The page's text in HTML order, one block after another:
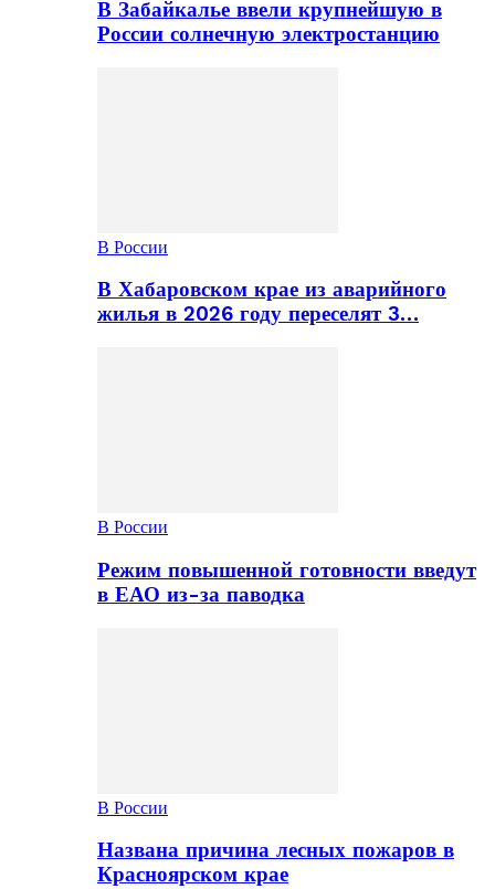
В Забайкалье ввели крупнейшую в
России солнечную электростанцию
В России
В Хабаровском крае из аварийного
жилья в 2026 году переселят 3…
В России
Режим повышенной готовности введут
в ЕАО из-за паводка
В России
Названа причина лесных пожаров в
Красноярском крае